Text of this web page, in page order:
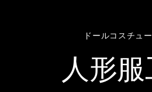
ドールコスチュ
人形